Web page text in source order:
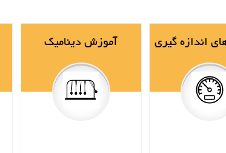
اندازه گیری آموزش دینامیک